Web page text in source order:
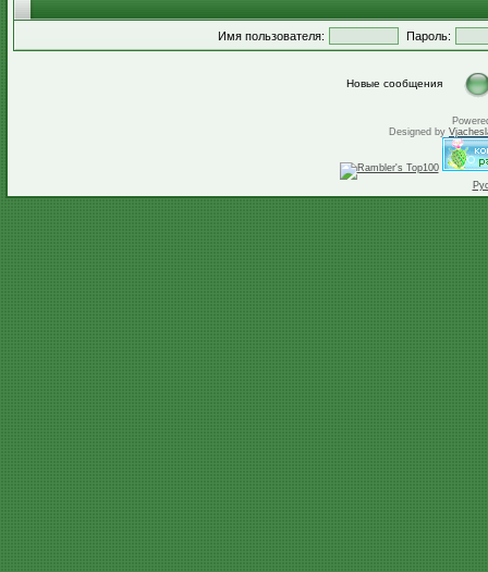
Имя пользователя: Пароль:
Новые сообщения
Designed by